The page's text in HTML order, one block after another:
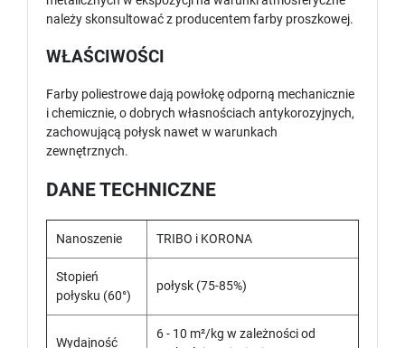
należy skonsultować z producentem farby proszkowej.
WŁAŚCIWOŚCI
Farby poliestrowe dają powłokę odporną mechanicznie
i chemicznie, o dobrych własnościach antykorozyjnych,
zachowującą połysk nawet w warunkach
zewnętrznych.
DANE TECHNICZNE
Nanoszenie TRIBO i KORONA
Stopień
połysku (60°)
połysk (75-85%)
Wydajność
6 - 10 m²/kg w zależności od